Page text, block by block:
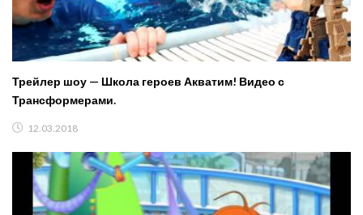
Трейлер шоу — Школа героев Акватим! Видео с
Трансформерами.
12.03.2018